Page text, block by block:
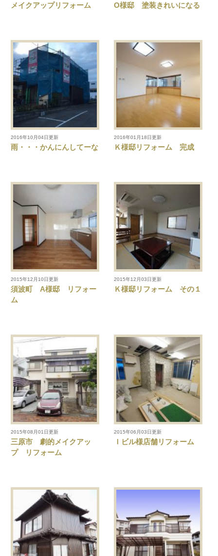
メイクアップリフォーム O様邸 塗装きれいになる
2016年10月04日更新
雨・・・かんにんしてーな
2016年01月18日更新
Ｋ様邸リフォーム 完成
2015年12月10日更新
須波町 A様邸 リフォー
ム
2015年12月03日更新
Ｋ様邸リフォーム その１
2015年08月01日更新
三原市 劇的メイクアッ
プ リフォーム
2015年06月03日更新
Ｉビル様店舗リフォーム